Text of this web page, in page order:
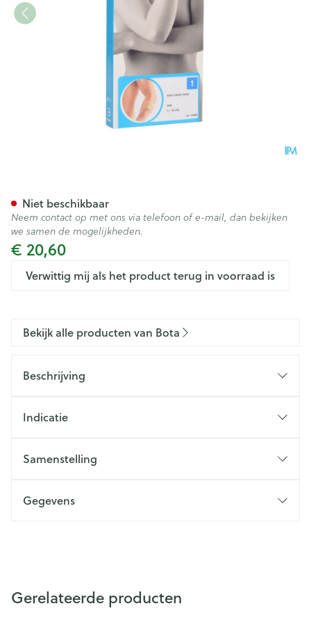
€ 20,60
Verwittig mij als het product terug in voorraad is
Niet beschikbaar
Neem contact op met ons via telefoon of e-mail, dan bekijken
we samen de mogelijkheden.
Bekijk alle producten van Bota
Beschrijving
Indicatie
Samenstelling
Gegevens
Gerelateerde producten